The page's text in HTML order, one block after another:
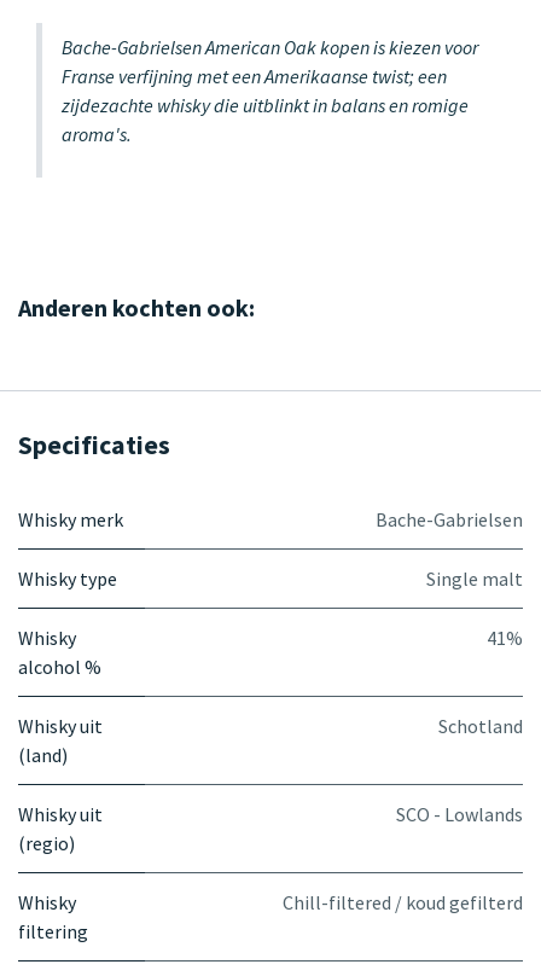
Bache-Gabrielsen American Oak kopen is kiezen voor
Franse verfijning met een Amerikaanse twist; een
zijdezachte whisky die uitblinkt in balans en romige
aroma's.
Anderen kochten ook:
Specificaties
Whisky merk Bache-Gabrielsen
Whisky type Single malt
Whisky
alcohol %
41%
Whisky uit
(land)
Schotland
Whisky uit
(regio)
SCO - Lowlands
Whisky
filtering
Chill-filtered / koud gefilterd